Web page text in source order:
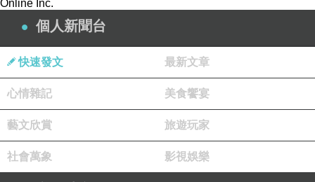
原來，
難道我在浪費她的時間..
Online Inc.
個人新聞台
快速發文 最新文章
心情雜記 美食饗宴
藝文欣賞 旅遊玩家
社會萬象 影視娛樂